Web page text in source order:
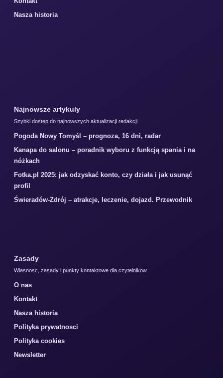
Nasza historia
Najnowsze artykuly
Szybki dostep do najnowszych aktualizacji redakcji.
Pogoda Nowy Tomyśl – prognoza, 16 dni, radar
Kanapa do salonu – poradnik wyboru z funkcją spania i na
nóżkach
Fotka.pl 2025: jak odzyskać konto, czy działa i jak usunąć
profil
Świeradów-Zdrój – atrakcje, leczenie, dojazd. Przewodnik
Zasady
Wlasnosc, zasady i punkty kontaktowe dla czytelnikow.
O nas
Kontakt
Nasza historia
Polityka prywatnosci
Polityka cookies
Newsletter